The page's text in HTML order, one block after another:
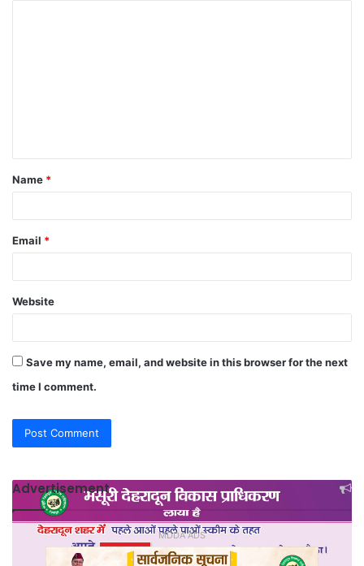
t
*
Name *
Email *
Website
Save my name, email, and website in this browser for the next
time I comment.
Advertisement
MDDA ADS